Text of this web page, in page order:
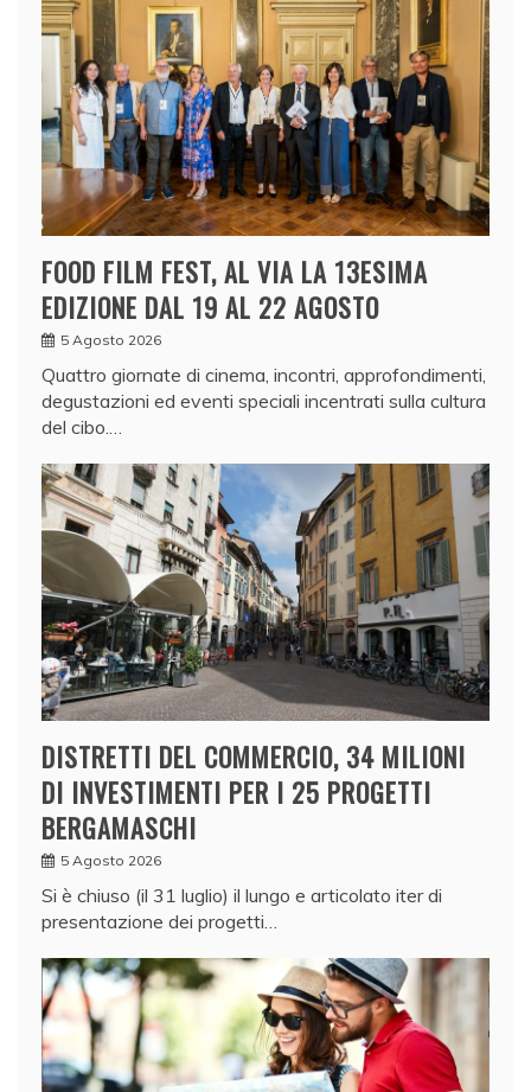
FOOD FILM FEST, AL VIA LA 13ESIMA
EDIZIONE DAL 19 AL 22 AGOSTO
5 Agosto 2026
Quattro giornate di cinema, incontri, approfondimenti,
degustazioni ed eventi speciali incentrati sulla cultura
del cibo.…
DISTRETTI DEL COMMERCIO, 34 MILIONI
DI INVESTIMENTI PER I 25 PROGETTI
BERGAMASCHI
5 Agosto 2026
Si è chiuso (il 31 luglio) il lungo e articolato iter di
presentazione dei progetti…